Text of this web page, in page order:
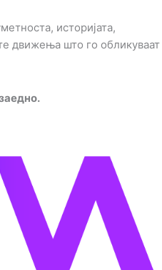
историјата,
движења што го обликуваат